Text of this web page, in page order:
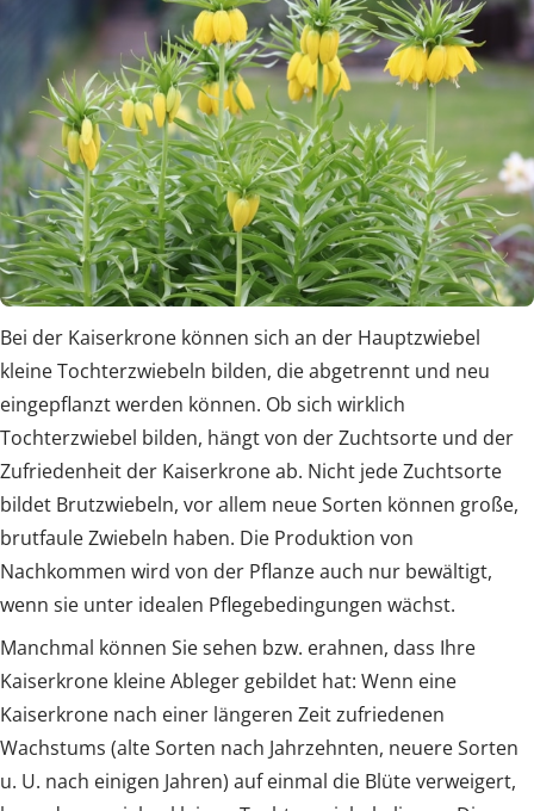
Bei der Kaiserkrone können sich an der Hauptzwiebel
kleine Tochterzwiebeln bilden, die abgetrennt und neu
eingepflanzt werden können. Ob sich wirklich
Tochterzwiebel bilden, hängt von der Zuchtsorte und der
Zufriedenheit der Kaiserkrone ab. Nicht jede Zuchtsorte
bildet Brutzwiebeln, vor allem neue Sorten können große,
brutfaule Zwiebeln haben. Die Produktion von
Nachkommen wird von der Pflanze auch nur bewältigt,
wenn sie unter idealen Pflegebedingungen wächst.
Manchmal können Sie sehen bzw. erahnen, dass Ihre
Kaiserkrone kleine Ableger gebildet hat: Wenn eine
Kaiserkrone nach einer längeren Zeit zufriedenen
Wachstums (alte Sorten nach Jahrzehnten, neuere Sorten
u. U. nach einigen Jahren) auf einmal die Blüte verweigert,